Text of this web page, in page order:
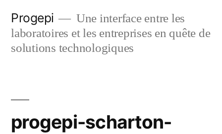
content
Progepi
Une interface entre les
laboratoires et les entreprises en quête de
solutions technologiques
progepi-scharton-